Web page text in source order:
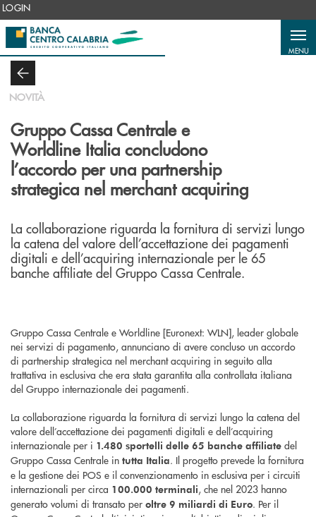
Salta al contenuto principale
LOGIN
MENU
NOVITÀ
Gruppo Cassa Centrale e
Worldline Italia concludono
l’accordo per una partnership
strategica nel merchant acquiring
La collaborazione riguarda la fornitura di servizi lungo
la catena del valore dell’accettazione dei pagamenti
digitali e dell’acquiring internazionale per le 65
banche affiliate del Gruppo Cassa Centrale.
Gruppo Cassa Centrale e Worldline [Euronext: WLN], leader globale
nei servizi di pagamento, annunciano di avere concluso un accordo
di partnership strategica nel merchant acquiring in seguito alla
trattativa in esclusiva che era stata garantita alla controllata italiana
del Gruppo internazionale dei pagamenti.
La collaborazione riguarda la fornitura di servizi lungo la catena del
valore dell’accettazione dei pagamenti digitali e dell’acquiring
internazionale per i 1.480 sportelli delle 65 banche affiliate del
Gruppo Cassa Centrale in tutta Italia. Il progetto prevede la fornitura
e la gestione dei POS e il convenzionamento in esclusiva per i circuiti
internazionali per circa 100.000 terminali, che nel 2023 hanno
generato volumi di transato per oltre 9 miliardi di Euro. Per il